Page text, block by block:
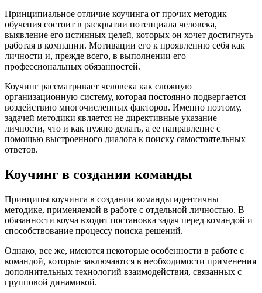
Принципиальное отличие коучинга от прочих методик
обучения состоит в раскрытии потенциала человека,
выявление его истинных целей, которых он хочет достигнуть
работая в компании. Мотивации его к проявлению себя как
личности и, прежде всего, в выполнении его
профессиональных обязанностей.
Коучинг рассматривает человека как сложную
организационную систему, которая постоянно подвергается
воздействию многочисленных факторов. Именно поэтому,
задачей методики является не директивные указание
личности, что и как нужно делать, а ее направление с
помощью выстроенного диалога к поиску самостоятельных
ответов.
Коучинг в создании команды
Принципы коучинга в создании команды идентичны
методике, применяемой в работе с отдельной личностью. В
обязанности коуча входит постановка задач перед командой и
способствование процессу поиска решений.
Однако, все же, имеются некоторые особенности в работе с
командой, которые заключаются в необходимости применения
дополнительных технологий взаимодействия, связанных с
групповой динамикой.